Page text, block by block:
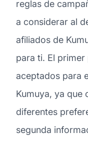
reglas de
a considerar al
afiliados de
para ti. El
aceptados para
Kumuya, ya que
diferentes
segunda